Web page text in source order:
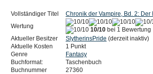
Vollständiger Titel
Chronik der Vampire, Bd. 2: Der
Wertung
10/10 bei 1 Bewertung
Aktueller Besitzer
SlytherinsPride (derzeit inaktiv)
Aktuelle Kosten
1 Punkt
Genre
Fantasy
Buchformat:
Taschenbuch
Buchnummer
27360